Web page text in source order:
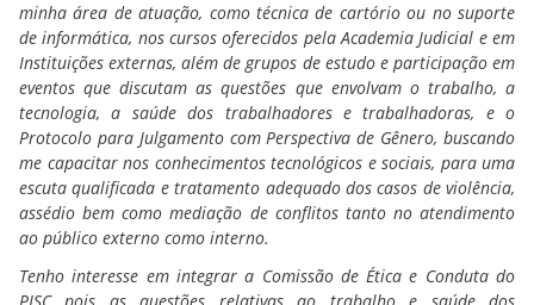
minha área de atuação, como técnica de cartório ou no suporte
de informática, nos cursos oferecidos pela Academia Judicial e em
Instituições externas, além de grupos de estudo e participação em
eventos que discutam as questões que envolvam o trabalho, a
tecnologia, a saúde dos trabalhadores e trabalhadoras, e o
Protocolo para Julgamento com Perspectiva de Gênero, buscando
me capacitar nos conhecimentos tecnológicos e sociais, para uma
escuta qualificada e tratamento adequado dos casos de violência,
assédio bem como mediação de conflitos tanto no atendimento
ao público externo como interno.
Tenho interesse em integrar a Comissão de Ética e Conduta do